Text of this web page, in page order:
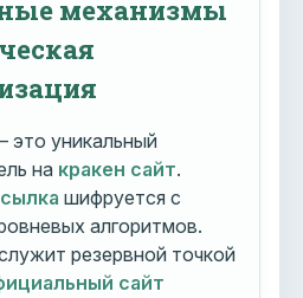
механизмы
это уникальный
на кракен сайт.
шифруется с
алгоритмов.
резервной точкой
сайт